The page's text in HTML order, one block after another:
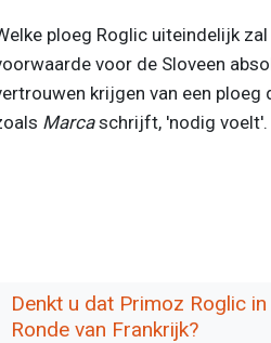
ploeg Roglic uiteindelijk
voor de Sloveen
krijgen van een
Marcaschrijft, 'nodig voelt'.
Denkt u dat Primoz Roglic
Ronde van Frankrijk?